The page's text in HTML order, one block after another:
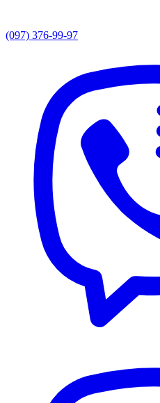
(097) 376-99-97